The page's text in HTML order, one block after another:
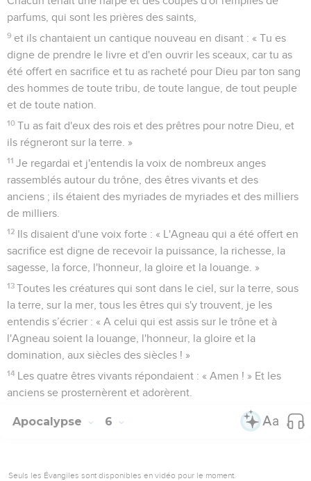
parfums, qui sont les prières des saints,
9 et ils chantaient un cantique nouveau en disant : « Tu es
digne de prendre le livre et d'en ouvrir les sceaux, car tu as
été offert en sacrifice et tu as racheté pour Dieu par ton sang
des hommes de toute tribu, de toute langue, de tout peuple
et de toute nation.
10 Tu as fait d'eux des rois et des prêtres pour notre Dieu, et
ils régneront sur la terre. »
11 Je regardai et j'entendis la voix de nombreux anges
rassemblés autour du trône, des êtres vivants et des
anciens ; ils étaient des myriades de myriades et des milliers
de milliers.
12 Ils disaient d'une voix forte : « L'Agneau qui a été offert en
sacrifice est digne de recevoir la puissance, la richesse, la
sagesse, la force, l'honneur, la gloire et la louange. »
13 Toutes les créatures qui sont dans le ciel, sur la terre, sous
la terre, sur la mer, tous les êtres qui s'y trouvent, je les
entendis s’écrier : « A celui qui est assis sur le trône et à
l'Agneau soient la louange, l'honneur, la gloire et la
domination, aux siècles des siècles ! »
14 Les quatre êtres vivants répondaient : « Amen ! » Et les
anciens se prosternèrent et adorèrent.
Apocalypse 6
Seuls les Évangiles sont disponibles en vidéo pour le moment.